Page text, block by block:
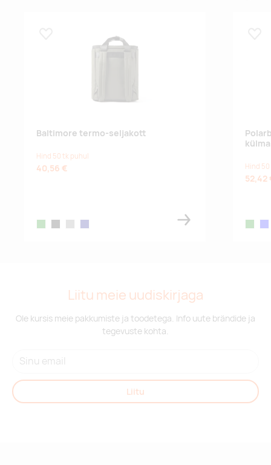
Baltimore termo-seljakott
Hind 50 tk puhul
40,56 € Hind
52,42
Liitu meie uudiskirjaga
Ole kursis meie pakkumiste ja toodetega. Info uute brändide ja
tegevuste kohta.
Liitu